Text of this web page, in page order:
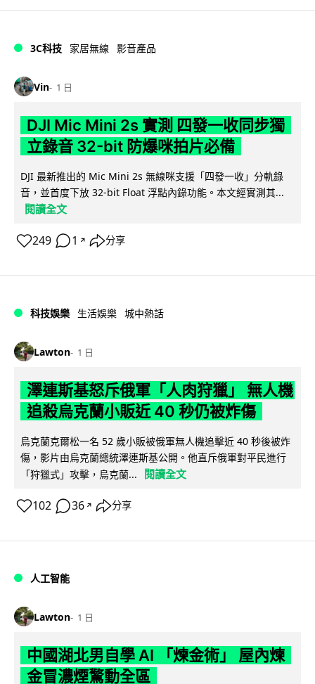
3C科技 家居無線 影音產品
Vin 1 日
DJI Mic Mini 2s 實測 四發一收同步獨
立錄音 32-bit 防爆咪拍片必備
DJI 最新推出的 Mic Mini 2s 無線咪支援「四發一收」分軌錄
音，並首度下放 32-bit Float 浮點內錄功能。本文經實測其...
閱讀全文
249 1 ↗ 分享
科技娛樂 生活娛樂 城中熱話
Lawton 1 日
澤連斯基怒斥俄軍「人肉狩獵」 無人機
追殺烏克蘭小販近 40 秒仍被炸傷
烏克蘭克爾松一名 52 歲小販被俄軍無人機追擊近 40 秒後被炸
傷，影片由烏克蘭總統澤連斯基公開。他直斥俄軍對平民進行
「狩獵式」攻擊，烏克蘭...
閱讀全文
102 36 ↗ 分享
人工智能
Lawton 1 日
中國湖北男自學 AI 「煉金術」 屋內煉
金冒濃煙驚動全區